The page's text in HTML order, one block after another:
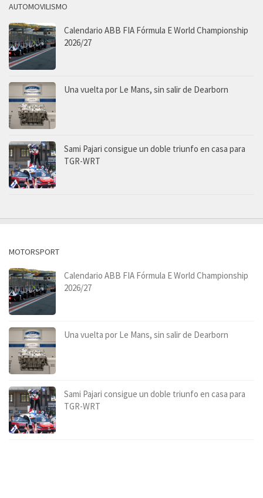
AUTOMOVILISMO
Calendario ABB FIA Fórmula E World Championship
2026/27
Una vuelta por Le Mans, sin salir de Dearborn
Sami Pajari consigue un doble triunfo en casa para
TGR-WRT
MOTORSPORT
Calendario ABB FIA Fórmula E World Championship
2026/27
Una vuelta por Le Mans, sin salir de Dearborn
Sami Pajari consigue un doble triunfo en casa para
TGR-WRT